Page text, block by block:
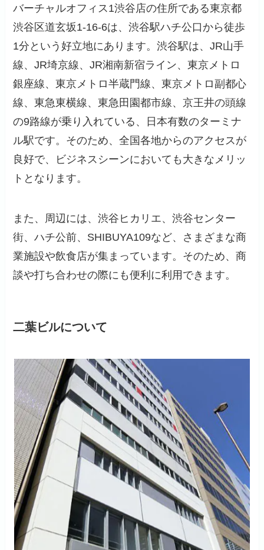
バーチャルオフィス1渋谷店の住所である東京都
渋谷区道玄坂1-16-6は、渋谷駅ハチ公口から徒歩
1分という好立地にあります。渋谷駅は、JR山手
線、JR埼京線、JR湘南新宿ライン、東京メトロ
銀座線、東京メトロ半蔵門線、東京メトロ副都心
線、東急東横線、東急田園都市線、京王井の頭線
の9路線が乗り入れている、日本有数のターミナ
ル駅です。そのため、全国各地からのアクセスが
良好で、ビジネスシーンにおいても大きなメリッ
トとなります。
また、周辺には、渋谷ヒカリエ、渋谷センター
街、ハチ公前、SHIBUYA109など、さまざまな商
業施設や飲食店が集まっています。そのため、商
談や打ち合わせの際にも便利に利用できます。
二葉ビルについて